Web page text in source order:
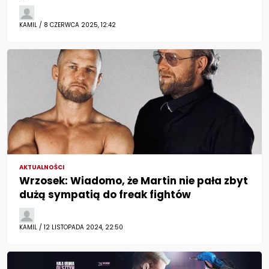
KAMIL / 8 CZERWCA 2025, 12:42
AKTUALNOŚCI
Wrzosek: Wiadomo, że Martin nie pała zbyt
dużą sympatią do freak fightów
KAMIL / 12 LISTOPADA 2024, 22:50